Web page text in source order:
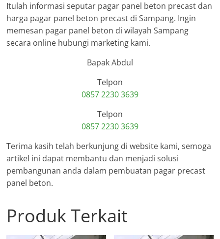
Itulah informasi seputar pagar panel beton precast dan
harga pagar panel beton precast di Sampang. Ingin
memesan pagar panel beton di wilayah Sampang
secara online hubungi marketing kami.
Bapak Abdul
Telpon
0857 2230 3639
Telpon
0857 2230 3639
Terima kasih telah berkunjung di website kami, semoga
artikel ini dapat membantu dan menjadi solusi
pembangunan anda dalam pembuatan pagar precast
panel beton.
Produk Terkait